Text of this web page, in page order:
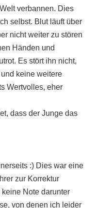
verbannen. Dies
selbst. Blut läuft über
nicht weiter zu stören
Händen und
Es stört ihn nicht,
keine weitere
Wertvolles, eher
dass der Junge das
:) Dies war eine
zur Korrektur
Note darunter
von denen ich leider